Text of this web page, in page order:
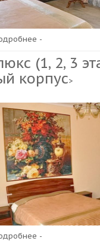
-
(1, 2, 3
корпус>
-